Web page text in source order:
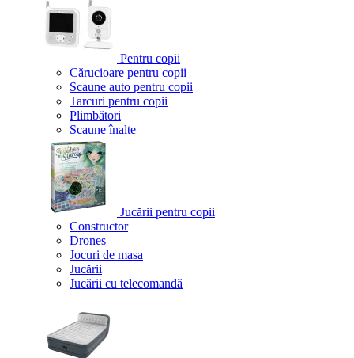
Pentru copii
Cărucioare pentru copii
Scaune auto pentru copii
Tarcuri pentru copii
Plimbători
Scaune înalte
Jucării pentru copii
Constructor
Drones
Jocuri de masa
Jucării
Jucării cu telecomandă